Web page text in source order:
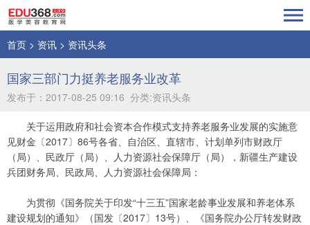
首页 > 资讯 > 资讯头条
国家三部门力挺养老服务业改革
发布于：2017-08-25 09:16 分类:资讯头条
关于运用政府和社会资本合作模式支持养老服务业发展的实施意
见财金〔2017〕86号各省、自治区、直辖市、计划单列市财政厅
（局）、民政厅（局）、人力资源社会保障厅（局），新疆生产建设
兵团财务局、民政局、人力资源社会保障局：
为贯彻《国务院关于印发“十三五”国家老龄事业发展和养老体系
建设规划的通知》（国发〔2017〕13号）、《国务院办公厅转发财政